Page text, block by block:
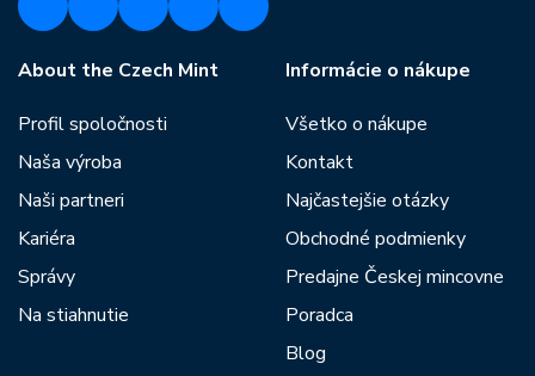
About the Czech Mint
Profil spoločnosti
Naša výroba
Naši partneri
Kariéra
Správy
Na stiahnutie
Informácie o nákupe
Všetko o nákupe
Kontakt
Najčastejšie otázky
Obchodné podmienky
Predajne Českej mincovne
Poradca
Blog